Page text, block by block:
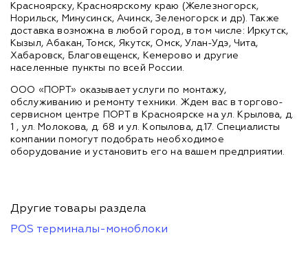
Красноярску, Красноярскому краю (Железногорск,
Норильск, Минусинск, Ачинск, Зеленогорск и др). Также
доставка возможна в любой город, в том числе: Иркутск,
Кызыл, Абакан, Томск, Якутск, Омск, Улан-Удэ, Чита,
Хабаровск, Благовещенск, Кемерово и другие
населенные пункты по всей России.
ООО «ПОРТ» оказывает услуги по монтажу,
обслуживанию и ремонту техники. Ждем вас в торгово-
сервисном центре ПОРТ в Красноярске на ул. Крылова, д.
1 , ул. Молокова, д. 68 и ул. Копылова, д.17. Специалисты
компании помогут подобрать необходимое
оборудование и установить его на вашем предприятии.
Другие товары раздела
POS терминалы-моноблоки